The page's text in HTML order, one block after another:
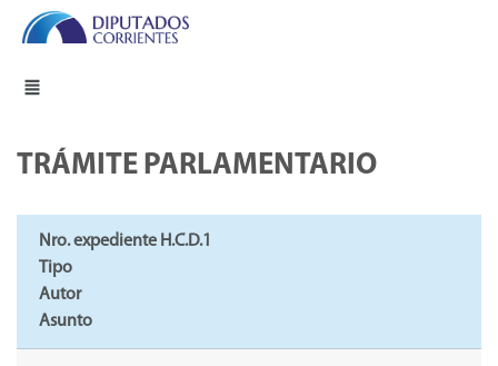
TRÁMITE PARLAMENTARIO
Nro. expediente H.C.D.1
Tipo
Autor
Asunto